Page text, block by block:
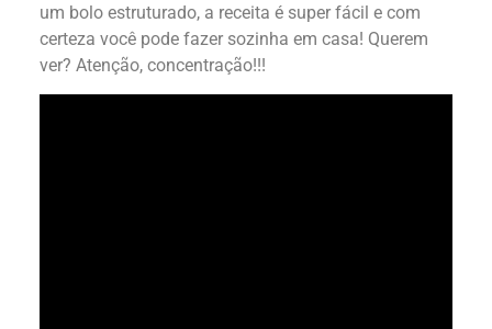
um bolo estruturado, a receita é super fácil e com
certeza você pode fazer sozinha em casa! Querem
ver? Atenção, concentração!!!